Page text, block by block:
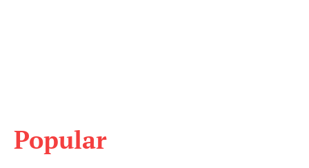
Popular